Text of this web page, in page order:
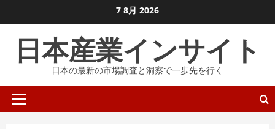
ン
に
7 8月 2026
日本産業インサイト
日本の最新の市場調査と洞察で一歩先を行く
プ